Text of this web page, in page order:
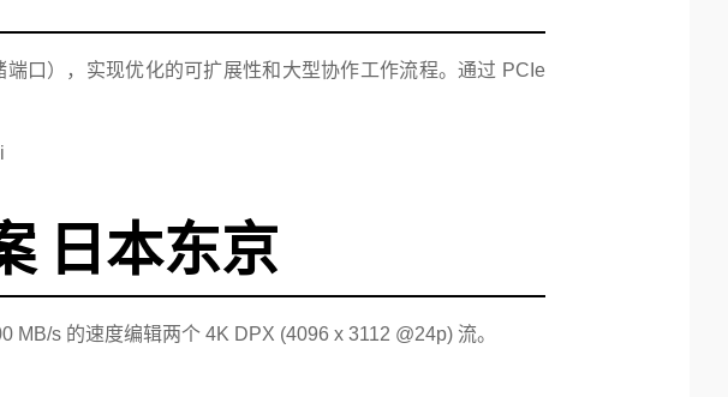
口），实现优化的可扩展性和大型协作工作流程。通过 PCIe
日本东京
s 的速度编辑两个 4K DPX (4096 x 3112 @24p) 流。